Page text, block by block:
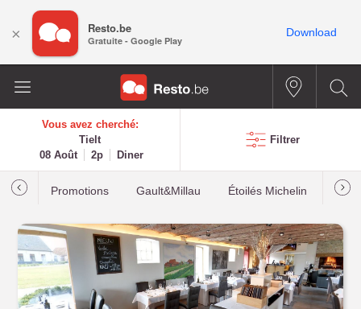
Vous avez cherché:
Tielt
08 Août
2p Diner
Filtrer
Promotions Gault&Millau Étoilés Michelin Les
× Resto.be
Gratuite - Google Play
Download